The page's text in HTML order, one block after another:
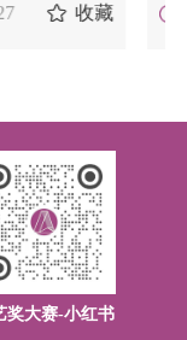
里？
2026-02-27
奖大赛-小红书